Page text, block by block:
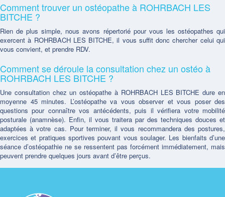
Comment trouver un ostéopathe à ROHRBACH LES
BITCHE ?
Rien de plus simple, nous avons répertorié pour vous les ostéopathes qui
exercent à ROHRBACH LES BITCHE, il vous suffit donc chercher celui qui
vous convient, et prendre RDV.
Comment se déroule la consultation chez un ostéo à
ROHRBACH LES BITCHE ?
Une consultation chez un ostéopathe à ROHRBACH LES BITCHE dure en
moyenne 45 minutes. L’ostéopathe va vous observer et vous poser des
questions pour connaître vos antécédents, puis il vérifiera votre mobilité
posturale (anamnèse). Enfin, il vous traitera par des techniques douces et
adaptées à votre cas. Pour terminer, il vous recommandera des postures,
exercices et pratiques sportives pouvant vous soulager. Les bienfaits d’une
séance d’ostéopathie ne se ressentent pas forcément immédiatement, mais
peuvent prendre quelques jours avant d’être perçus.